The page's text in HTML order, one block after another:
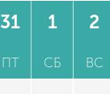
31
ПТ
1
СБ
2
ВС